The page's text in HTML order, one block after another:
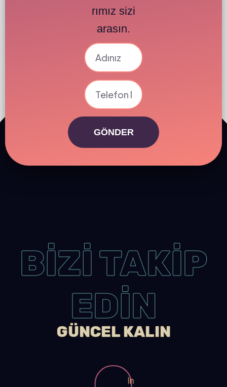
rımız sizi
arasın.
GÖNDER
BİZİ TAKİP
EDİN
GÜNCEL KALIN
In